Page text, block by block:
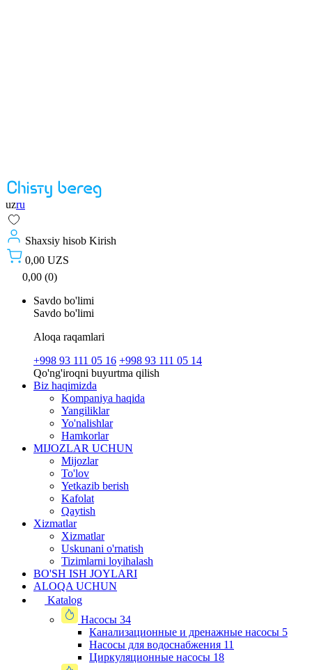
uzru
Shaxsiy hisob Kirish
0,00 UZS
0,00 (0)
Savdo bo'limi
Savdo bo'limi
Aloqa raqamlari
+998 93 111 05 16 +998 93 111 05 14
Qo'ng'iroqni buyurtma qilish
Biz haqimizda
Kompaniya haqida
Yangiliklar
Yo'nalishlar
Hamkorlar
MIJOZLAR UCHUN
Mijozlar
To'lov
Yetkazib berish
Kafolat
Qaytish
Xizmatlar
Xizmatlar
Uskunani o'rnatish
Tizimlarni loyihalash
BO'SH ISH JOYLARI
ALOQA UCHUN
Katalog
Насосы 34
Канализационные и дренажные насосы 5
Насосы для водоснабжения 11
Циркуляционные насосы 18